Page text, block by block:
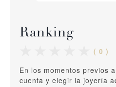
Ranking
( 0 )
En los momentos previos
cuenta y elegir la joyería